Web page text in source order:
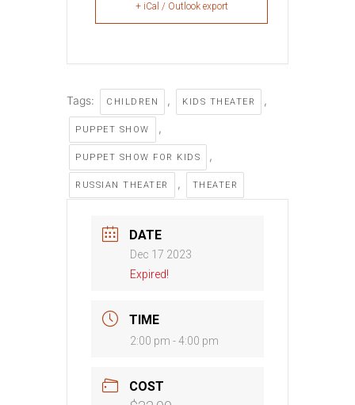
+ iCal / Outlook export
Tags: CHILDREN , KIDS THEATER ,
PUPPET SHOW ,
PUPPET SHOW FOR KIDS ,
RUSSIAN THEATER , THEATER
DATE
Dec 17 2023
Expired!
TIME
2:00 pm - 4:00 pm
COST